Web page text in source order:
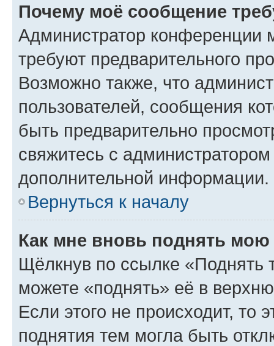
Почему моё сообщение
Администратор конференции
требуют предварительного
Возможно также, что
пользователей, сообщения
быть предварительно
свяжитесь с
дополнительной информации.
Вернуться к началу
Как мне вновь поднять мою
Щёлкнув по ссылке «Поднять
можете «поднять» её в
Если этого не происходит, то
поднятия тем могла быть